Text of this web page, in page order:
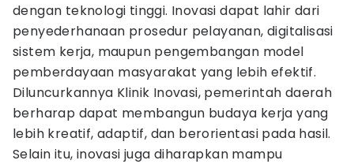
dengan teknologi tinggi. Inovasi dapat lahir dari
penyederhanaan prosedur pelayanan, digitalisasi
sistem kerja, maupun pengembangan model
pemberdayaan masyarakat yang lebih efektif.
Diluncurkannya Klinik Inovasi, pemerintah daerah
berharap dapat membangun budaya kerja yang
lebih kreatif, adaptif, dan berorientasi pada hasil.
Selain itu, inovasi juga diharapkan mampu